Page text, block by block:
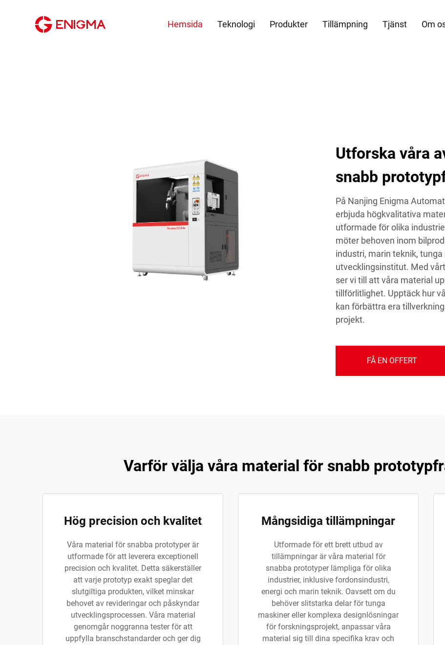
Hemsida Teknologi Produkter Tillämpning Tjänst Om
Utforska våra
snabb
På Nanjing Enigma
erbjuda högkvalitativa
utformade för olika
möter behoven inom
industri, marin teknik,
utvecklingsinstitut. Med
ser vi till att våra material
tillförlitlighet. Upptäck hur
kan förbättra era
projekt.
FÅ EN OFFERT
Varför välja våra material för snabb
Hög precision och kvalitet
Våra material för snabba prototyper är
utformade för att leverera exceptionell
precision och kvalitet. Detta säkerställer
att varje prototyp exakt speglar det
slutgiltiga produkten, vilket minskar
behovet av revideringar och påskyndar
utvecklingsprocessen. Våra material
genomgår noggranna tester för att
uppfylla branschstandarder och ger dig
Mångsidiga tillämpningar
Utformade för ett brett utbud av
tillämpningar är våra material för
snabba prototyper lämpliga för olika
industrier, inklusive fordonsindustri,
energi och marin teknik. Oavsett om du
behöver slitstarka delar för tunga
maskiner eller komplexa designlösningar
för forskningsprojekt, anpassar våra
material sig till dina specifika krav och